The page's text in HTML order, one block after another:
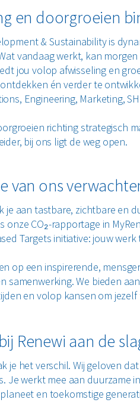
en doorgroeien
& Sustainability is
vandaag werkt, kan
jou volop afwisseling en
én verder te
Engineering, Marketing,
richting strategisch
bij ons ligt de weg open.
van ons
je aan tastbare, zichtbare en
onze CO₂-rapportage in
Targets initiative: jouw
op een inspirerende,
samenwerking. We bieden
en volop kansen om
Renewi aan de
je het verschil. Wij geloven
Je werkt mee aan duurzame
en toekomstige